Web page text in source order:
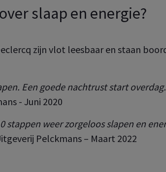
slaap en energie?
zijn vlot leesbaar en staan
Een goede nachtrust start
- Juni 2020
stappen weer zorgeloos slapen en
Pelckmans – Maart 2022